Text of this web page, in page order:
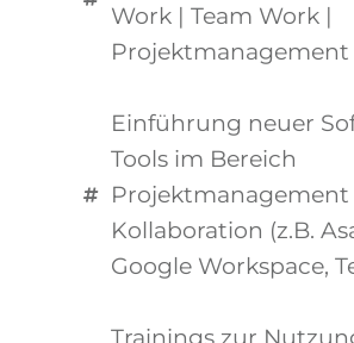
Work | Team Work |
Projektmanagement
Einführung neuer
Tools im Bereich
Projektmanagement
Kollaboration (z.B.
Google Workspace,
Trainings zur